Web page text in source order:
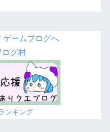
ログ村
ンキング